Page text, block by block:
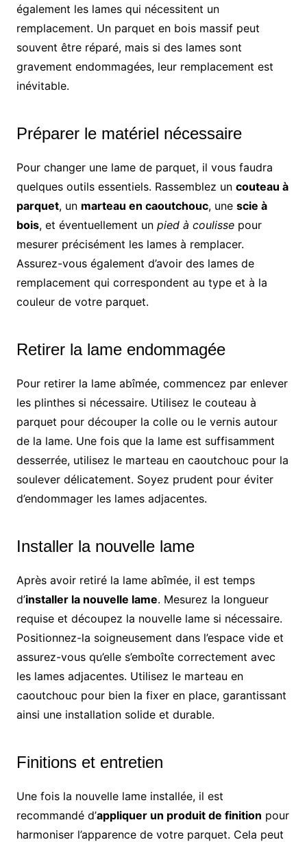
également les lames qui nécessitent un
remplacement. Un parquet en bois massif peut
souvent être réparé, mais si des lames sont
gravement endommagées, leur remplacement est
inévitable.
Préparer le matériel nécessaire
Pour changer une lame de parquet, il vous faudra
quelques outils essentiels. Rassemblez un couteau à
parquet, un marteau en caoutchouc, une scie à
bois, et éventuellement un pied à coulissepour
mesurer précisément les lames à remplacer.
Assurez-vous également d’avoir des lames de
remplacement qui correspondent au type et à la
couleur de votre parquet.
Retirer la lame endommagée
Pour retirer la lame abîmée, commencez par enlever
les plinthes si nécessaire. Utilisez le couteau à
parquet pour découper la colle ou le vernis autour
de la lame. Une fois que la lame est suffisamment
desserrée, utilisez le marteau en caoutchouc pour la
soulever délicatement. Soyez prudent pour éviter
d’endommager les lames adjacentes.
Installer la nouvelle lame
Après avoir retiré la lame abîmée, il est temps
d’installer la nouvelle lame. Mesurez la longueur
requise et découpez la nouvelle lame si nécessaire.
Positionnez-la soigneusement dans l’espace vide et
assurez-vous qu’elle s’emboîte correctement avec
les lames adjacentes. Utilisez le marteau en
caoutchouc pour bien la fixer en place, garantissant
ainsi une installation solide et durable.
Finitions et entretien
Une fois la nouvelle lame installée, il est
recommandé d’appliquer un produit de finition pour
harmoniser l’apparence de votre parquet. Cela peut